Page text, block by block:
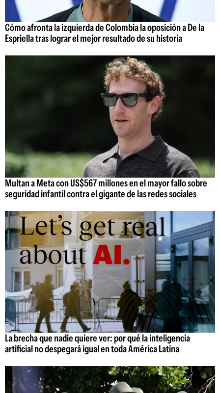
Cómo afronta la izquierda de Colombia la oposición a De la
Espriella tras lograr el mejor resultado de su historia
Multan a Meta con US$567 millones en el mayor fallo sobre
seguridad infantil contra el gigante de las redes sociales
La brecha que nadie quiere ver: por qué la inteligencia
artificial no despegará igual en toda América Latina